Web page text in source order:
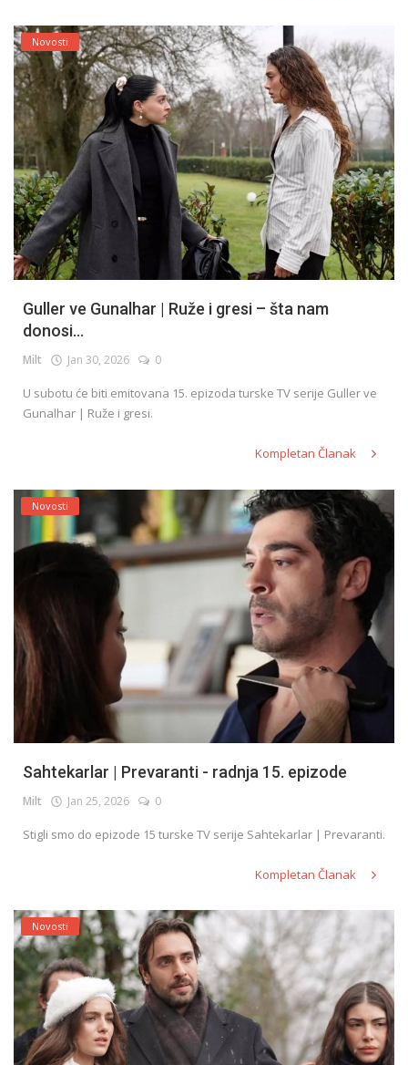
Novosti
Guller ve Gunalhar | Ruže i gresi – šta nam
donosi...
Milt Jan 30, 2026 0
U subotu će biti emitovana 15. epizoda turske TV serije Guller ve
Gunalhar | Ruže i gresi.
Kompletan Članak
Novosti
Sahtekarlar | Prevaranti - radnja 15. epizode
Milt Jan 25, 2026 0
Stigli smo do epizode 15 turske TV serije Sahtekarlar | Prevaranti.
Kompletan Članak
Novosti